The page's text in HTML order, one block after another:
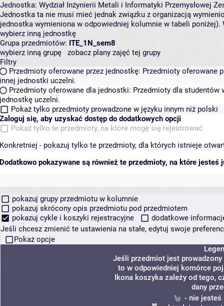
Jednostka: Wydział Inżynierii Metali i Informatyki Przemysłowej
Jednostka ta nie musi mieć jednak związku z organizacją
jednostka wymieniona w odpowiedniej kolumnie w tabeli
wybierz inną jednostkę
Grupa przedmiotów: ITE_1N_sem8
wybierz inną grupę
zobacz plany zajęć tej grupy
Filtry
Przedmioty oferowane przez jednostkę: Przedmioty oferowane
innej jednostki uczelni.
Przedmioty oferowane dla jednostki: Przedmioty dla studentów
jednostkę uczelni.
Pokaż tylko przedmioty prowadzone w języku innym niż polski
Zaloguj się, aby uzyskać dostęp do dodatkowych opcji
Pokaż tylko te przedmioty, na które mogę się rejestrować
Konkretniej - pokazuj tylko te przedmioty, dla których istnieje
Dodatkowo pokazywane są również te przedmioty, na które jesteś
pokazuj grupy przedmiotu w kolumnie
pokazuj skrócony opis przedmiotu pod przedmiotem
pokazuj cykle i koszyki rejestracyjne
dodatkowe
Jeśli chcesz zmienić te ustawienia na stałe, edytuj swoje
Pokaż opcje
Jeśli przedmiot jest prowadzony
to w odpowiedniej komórce
Ikona koszyka zależy od tego,
dany
- nie jesteś